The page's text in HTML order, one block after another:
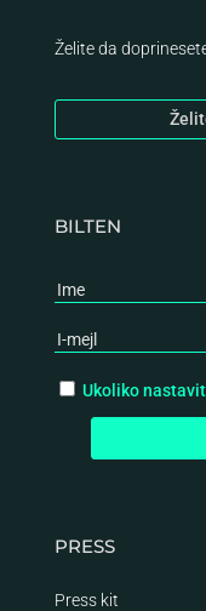
Želite da
BILTEN
Ukoliko
PRESS
Press kit